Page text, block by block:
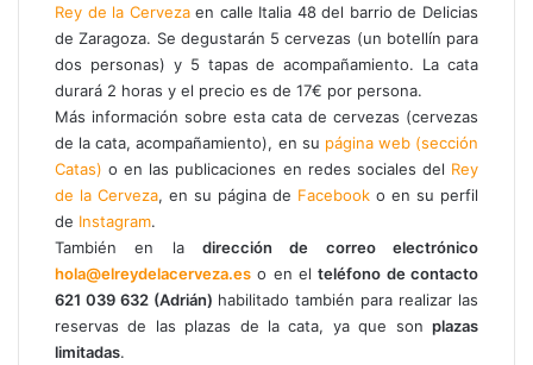
Rey de la Cervezaen calle Italia 48 del barrio de Delicias
de Zaragoza. Se degustarán 5 cervezas (un botellín para
dos personas) y 5 tapas de acompañamiento. La cata
durará 2 horas y el precio es de 17€ por persona.
Más información sobre esta cata de cervezas (cervezas
de la cata, acompañamiento), en su página web (sección
Catas) o en las publicaciones en redes sociales del Rey
de la Cerveza, en su página de Facebook o en su perfil
de Instagram.
También en la dirección de correo electrónico
hola@elreydelacerveza.es o en elteléfono de contacto
621 039 632 (Adrián) habilitado también para realizar las
reservas de las plazas de la cata, ya que son plazas
limitadas.